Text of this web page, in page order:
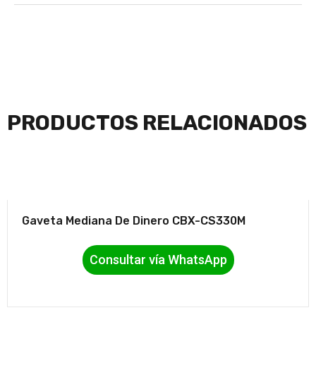
PRODUCTOS RELACIONADOS
Gaveta Mediana De Dinero CBX-CS330M
Consultar vía WhatsApp